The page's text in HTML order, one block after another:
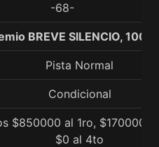
-68-
BREVE SILENCIO,
Pista Normal
Condicional
$850000 al 1ro, $170000
$0 al 4to